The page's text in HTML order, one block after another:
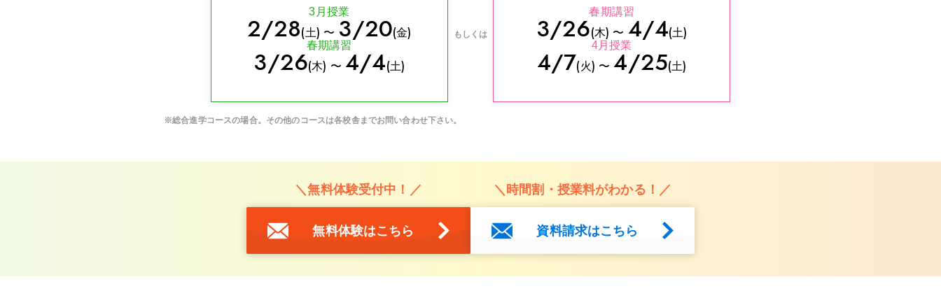
3月授業
2/28(土) 〜 3/20(金)
春期講習
3/26(木) 〜 4/4(土)
もしくは
春期講習
3/26(木) 〜 4/4(土)
4月授業
4/7(火) 〜 4/25(土)
※総合進学コースの場合。その他のコースは各校舎までお問い合わせ下さい。
＼無料体験受付中！／
無料体験はこちら
＼時間割・授業料がわかる！／
資料請求はこちら